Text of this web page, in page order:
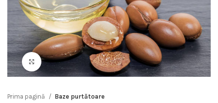
Click to enlarge
Prima pagină Baze purtătoare